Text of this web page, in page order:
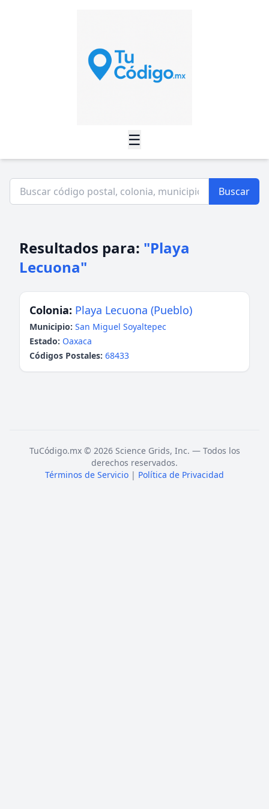
☰
Buscar
Resultados para: "Playa
Lecuona"
Colonia: Playa Lecuona (Pueblo)
Municipio: San Miguel Soyaltepec
Estado: Oaxaca
Códigos Postales: 68433
TuCódigo.mx © 2026 Science Grids, Inc. — Todos los
derechos reservados.
Términos de Servicio | Política de Privacidad